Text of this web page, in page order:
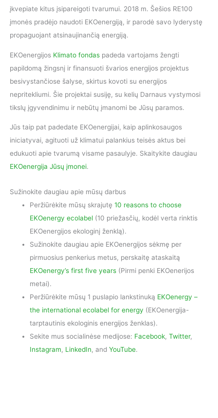
įkvepiate kitus įsipareigoti tvarumui. 2018 m. Šešios RE100
įmonės pradėjo naudoti EKOenergiją, ir parodė savo lyderystę
propaguojant atsinaujinančią energiją.
EKOenergijos Klimato fondas padeda vartojams žengti
papildomą žingsnį ir finansuoti švarios energijos projektus
besivystančiose šalyse, skirtus kovoti su energijos
nepritekliumi. Šie projektai susiję, su kelių Darnaus vystymosi
tikslų įgyvendinimu ir nebūtų įmanomi be Jūsų paramos.
Jūs taip pat padedate EKOenergijai, kaip aplinkosaugos
iniciatyvai, agituoti už klimatui palankius teisės aktus bei
edukuoti apie tvarumą visame pasaulyje. Skaitykite daugiau
EKOenergija Jūsų įmonei.
Sužinokite daugiau apie mūsų darbus
Peržiūrėkite mūsų skrajutę10 reasons to choose
EKOenergy ecolabel (10 priežasčių, kodėl verta rinktis
EKOenergijos ekologinį ženklą).
Sužinokite daugiau apie EKOenergijos sėkmę per
pirmuosius penkerius metus, perskaitę ataskaitą
EKOenergy’s first five years (Pirmi penki EKOenerijos
metai).
Peržiūrėkite mūsų 1 puslapio lankstinuką EKOenergy –
the international ecolabel for energy (EKOenergija-
tarptautinis ekologinis energijos ženklas).
Sekite mus socialinėse medijose: Facebook,Twitter,
Instagram, LinkedIn, andYouTube.